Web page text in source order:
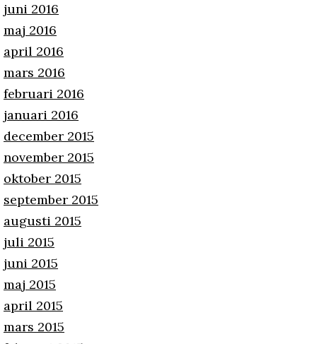
juni 2016
maj 2016
april 2016
mars 2016
februari 2016
januari 2016
december 2015
november 2015
oktober 2015
september 2015
augusti 2015
juli 2015
juni 2015
maj 2015
april 2015
mars 2015